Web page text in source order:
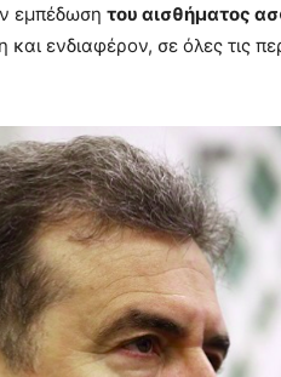
εμπέδωση του αισθήματος
ενδιαφέρον, σε όλες τις